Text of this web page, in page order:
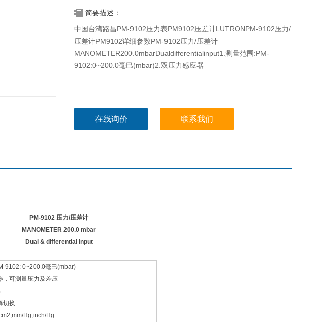
简要描述：
中国台湾路昌PM-9102压力表PM9102压差计LUTRONPM-9102压力/
压差计PM9102详细参数PM-9102压力/压差计
MANOMETER200.0mbarDualdifferentialinput1.测量范围:PM-
9102:0~200.0毫巴(mbar)2.双压力感应器
在线询价 联系我们
PM-9102 压力/压差计
MANOMETER 200.0 mbar
Dual & differential input
9102: 0~200.0毫巴(mbar)
，可测量压力及差压
切换:
Hg,inch/Hg